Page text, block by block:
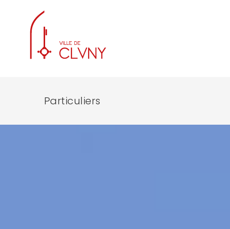
Particuliers